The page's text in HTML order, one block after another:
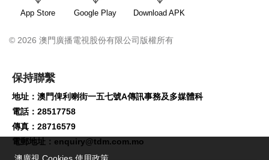
App Store Google Play Download APK
© 2026 澳門廣播電視股份有限公司版權所有
保持聯繫
地址：澳門俾利喇街一五七號A傳訊事務及多媒體科
電話：28517758
傳真：28716579
電郵地址： enquiry@tdm.com.mo